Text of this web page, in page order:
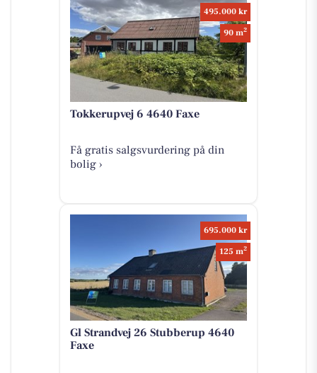
495.000 kr
90 m2
Tokkerupvej 6 4640 Faxe
Få gratis salgsvurdering på din
bolig ›
695.000 kr
125 m2
Gl Strandvej 26 Stubberup 4640
Faxe